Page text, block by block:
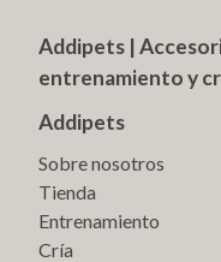
Addipets |
entrenamiento y
Addipets
Sobre nosotros
Tienda
Entrenamiento
Cría